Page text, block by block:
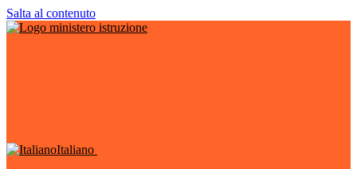
Salta al contenuto
Italiano